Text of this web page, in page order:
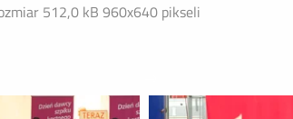
512,0 kB 960x640 pikseli